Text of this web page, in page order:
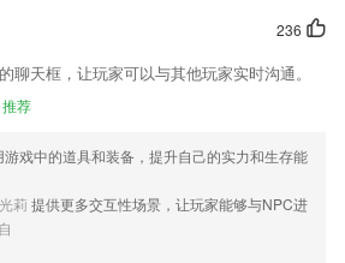
始，路线行程延伸至欧洲、澳新、专注打造快
地旅游服务平台。携程公司战略合作伙伴，全
平台，实力保障，值得信赖！
一键相互转换。
性，提升驾驶技能，培养良好驾驶习惯
较多的啊，直接线上预约线下就可以学习起
236
聊天框，让玩家可以与其他玩家实时沟通。
推荐
游戏中的道具和装备，提升自己的实力和生存能
莉 提供更多交互性场景，让玩家能够与NPC进